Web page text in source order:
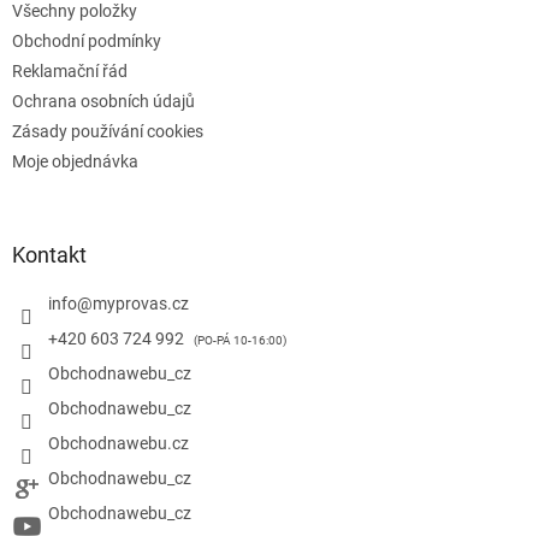
Všechny položky
Obchodní podmínky
Reklamační řád
Ochrana osobních údajů
Zásady používání cookies
Moje objednávka
Kontakt
info@myprovas.cz
+420 603 724 992
Obchodnawebu_cz
Obchodnawebu_cz
Obchodnawebu.cz
Obchodnawebu_cz
Obchodnawebu_cz